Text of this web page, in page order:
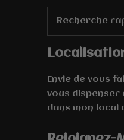
Envie de vous
vous dispenser
dans mon local